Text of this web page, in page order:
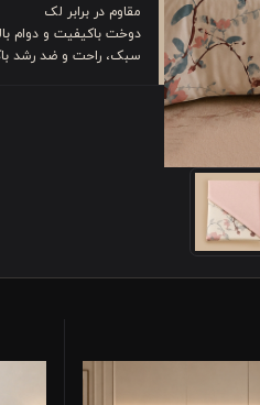
مقاوم در برابر لک
دوخت باکیفیت و دوام
سبک، راحت و ضد رشد